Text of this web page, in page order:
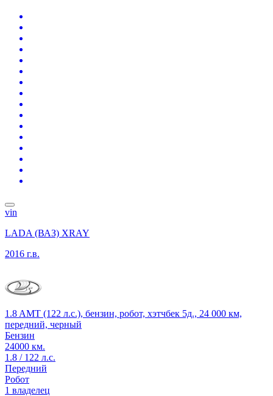
vin
LADA (ВАЗ) XRAY
2016 г.в.
1.8 AMT (122 л.с.), бензин, робот, хэтчбек 5д., 24 000 км,
передний, черный
Бензин
24000 км.
1.8 / 122 л.с.
Передний
Робот
1 владелец